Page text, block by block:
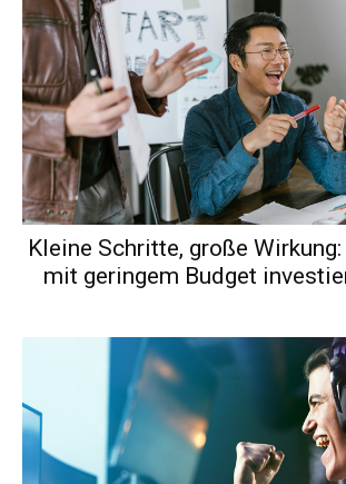
Kleine Schritte, große
mit geringem Budget